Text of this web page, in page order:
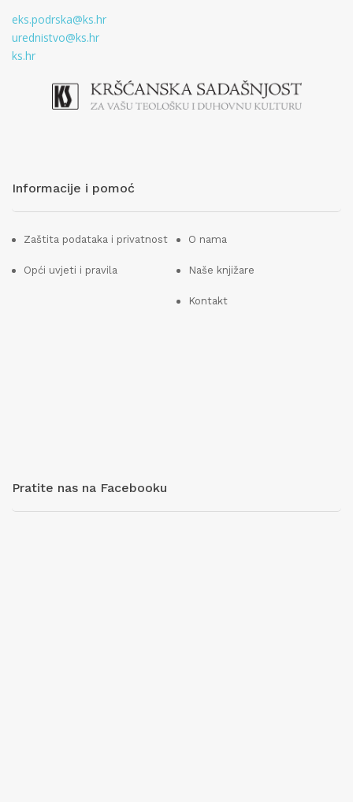
eks.podrska@ks.hr
urednistvo@ks.hr
ks.hr
Informacije i pomoć
Zaštita podataka i privatnost
Opći uvjeti i pravila
O nama
Naše knjižare
Kontakt
Pratite nas na Facebooku